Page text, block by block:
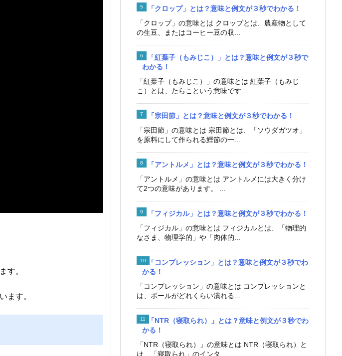
す。
ます。
「クロップ」とは？意味と例文が３秒でわかる！
「クロップ」の意味とは クロップとは、農産物として
の生豆、またはコーヒー豆の収...
「紅葉子（もみじこ）」とは？意味と例文が３秒で
わかる！
「紅葉子（もみじこ）」の意味とは 紅葉子（もみじ
こ）とは、たらこという意味です...
「宗田節」とは？意味と例文が３秒でわかる！
「宗田節」の意味とは 宗田節とは、「ソウダガツオ」
を原料にして作られる鰹節の一...
「アントルメ」とは？意味と例文が３秒でわかる！
「アントルメ」の意味とは アントルメには大きく分け
て2つの意味があります。 ...
「フィジカル」とは？意味と例文が３秒でわかる！
「フィジカル」の意味とは フィジカルとは、「物理的
なさま、物理学的」や「肉体的...
「コンプレッション」とは？意味と例文が３秒でわ
かる！
「コンプレッション」の意味とは コンプレッションと
は、ボールがどれくらい潰れる...
「NTR（寝取られ）」とは？意味と例文が３秒でわ
かる！
「NTR（寝取られ）」の意味とは NTR（寝取られ）と
は、「寝取られ」のインタ...